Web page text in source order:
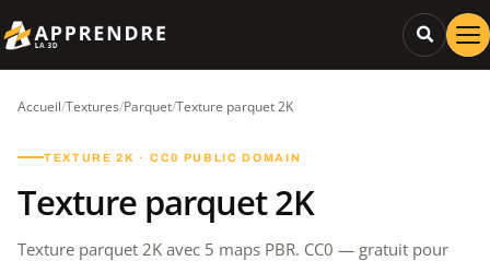
Accueil/Textures/Parquet/Texture parquet 2K
TEXTURE 2K · CC0 PUBLIC DOMAIN
Texture parquet 2K
Texture parquet 2K avec 5 maps PBR. CC0 — gratuit pour